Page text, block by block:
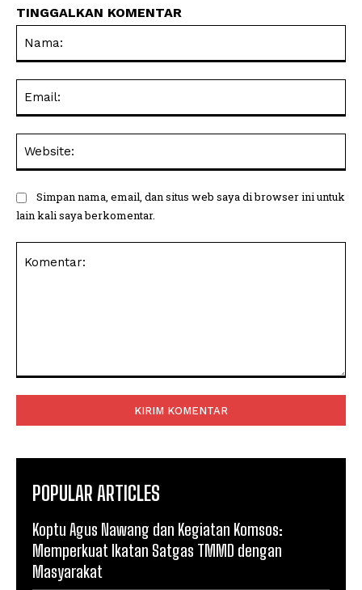
TINGGALKAN KOMENTAR
Simpan nama, email, dan situs web saya di browser ini untuk
lain kali saya berkomentar.
POPULAR ARTICLES
Koptu Agus Nawang dan Kegiatan Komsos:
Memperkuat Ikatan Satgas TMMD dengan
Masyarakat